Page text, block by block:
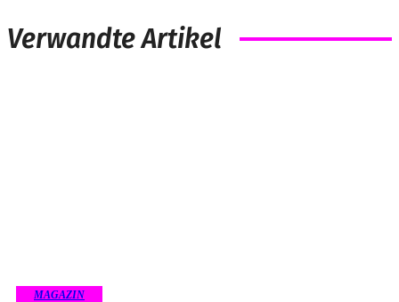
Verwandte Artikel
MAGAZIN